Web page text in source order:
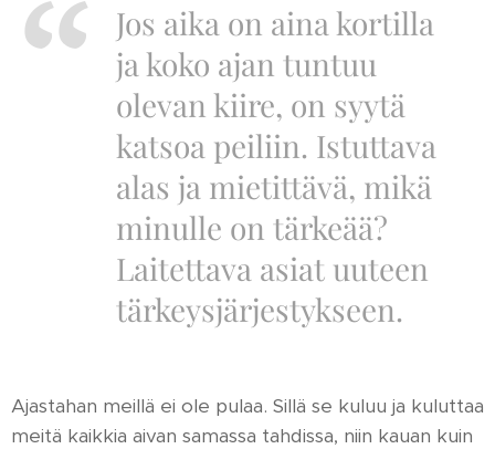
Jos aika on aina kortilla
ja koko ajan tuntuu
olevan kiire, on syytä
katsoa peiliin. Istuttava
alas ja mietittävä, mikä
minulle on tärkeää?
Laitettava asiat uuteen
tärkeysjärjestykseen.
Ajastahan meillä ei ole pulaa. Sillä se kuluu ja kuluttaa
meitä kaikkia aivan samassa tahdissa, niin kauan kuin